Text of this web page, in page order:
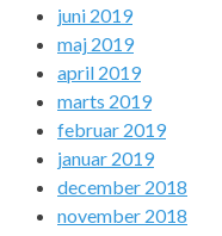
juni 2019
maj 2019
april 2019
marts 2019
februar 2019
januar 2019
december 2018
november 2018